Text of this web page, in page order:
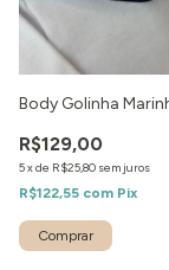
Body Golinha
R$129,00
5xde R$25,80 sem juros
R$122,55 com Pix